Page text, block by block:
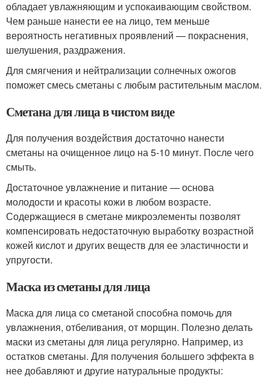
обладает увлажняющим и успокаивающим свойством.
Чем раньше нанести ее на лицо, тем меньше
вероятность негативных проявлений — покраснения,
шелушения, раздражения.
Для смягчения и нейтрализации солнечных ожогов
поможет смесь сметаны с любым растительным маслом.
Сметана для лица в чистом виде
Для получения воздействия достаточно нанести
сметаны на очищенное лицо на 5-10 минут. После чего
смыть.
Достаточное увлажнение и питание — основа
молодости и красоты кожи в любом возрасте.
Содержащиеся в сметане микроэлементы позволят
компенсировать недостаточную выработку возрастной
кожей кислот и других веществ для ее эластичности и
упругости.
Маска из сметаны для лица
Маска для лица со сметаной способна помочь для
увлажнения, отбеливания, от морщин. Полезно делать
маски из сметаны для лица регулярно. Например, из
остатков сметаны. Для получения большего эффекта в
нее добавляют и другие натуральные продукты: